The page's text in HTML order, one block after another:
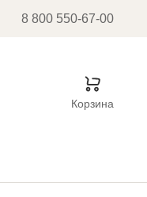
8 800 550-67-00
Корзина